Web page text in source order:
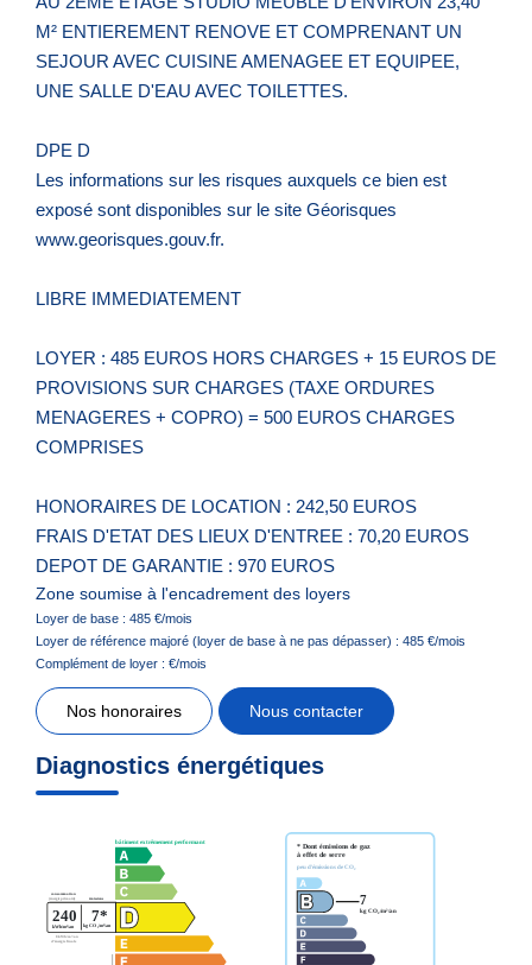
M² ENTIEREMENT RENOVE ET COMPRENANT UN
SEJOUR AVEC CUISINE AMENAGEE ET EQUIPEE,
UNE SALLE D'EAU AVEC TOILETTES.
DPE D
Les informations sur les risques auxquels ce bien est
exposé sont disponibles sur le site Géorisques
www.georisques.gouv.fr.
LIBRE IMMEDIATEMENT
LOYER : 485 EUROS HORS CHARGES + 15 EUROS DE
PROVISIONS SUR CHARGES (TAXE ORDURES
MENAGERES + COPRO) = 500 EUROS CHARGES
COMPRISES
HONORAIRES DE LOCATION : 242,50 EUROS
FRAIS D'ETAT DES LIEUX D'ENTREE : 70,20 EUROS
DEPOT DE GARANTIE : 970 EUROS
Zone soumise à l'encadrement des loyers
Loyer de base : 485 €/mois
Loyer de référence majoré (loyer de base à ne pas dépasser) : 485 €/mois
Complément de loyer : €/mois
Nos honoraires Nous contacter
Diagnostics énergétiques